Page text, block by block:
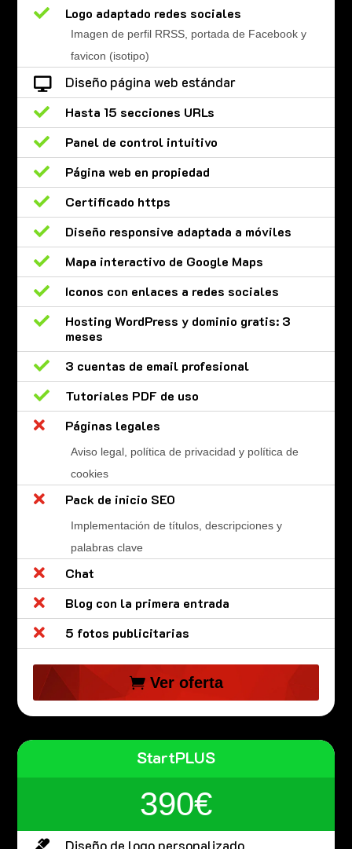
 Logo adaptado redes sociales
Imagen de perfil RRSS, portada de Facebook y
favicon (isotipo)
 Diseño página web estándar

Hasta 15 secciones URLs

Panel de control intuitivo

Página web en propiedad

Certificado https

Diseño responsive adaptada a móviles

Mapa interactivo de Google Maps

Iconos con enlaces a redes sociales

Hosting WordPress y dominio gratis: 3
meses

3 cuentas de email profesional

Tutoriales PDF de uso

Páginas legales
Aviso legal, política de privacidad y política de
cookies
 Pack de inicio SEO
Implementación de títulos, descripciones y
palabras clave

Chat

Blog con la primera entrada

5 fotos publicitarias
Ver oferta
StartPLUS
390€
Diseño de logo personalizado